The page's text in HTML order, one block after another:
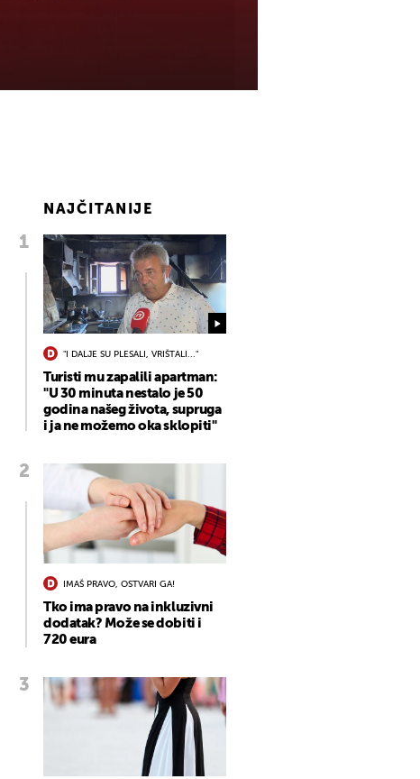
NAJČITANIJE
"I DALJE SU PLESALI, VRIŠTALI..."
Turisti mu zapalili apartman:
"U 30 minuta nestalo je 50
godina našeg života, supruga
i ja ne možemo oka sklopiti"
IMAŠ PRAVO, OSTVARI GA!
Tko ima pravo na inkluzivni
dodatak? Može se dobiti i
720 eura